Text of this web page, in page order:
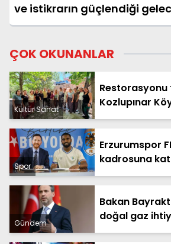
ve istikrarın güçlendiği
hedefliyoruz
ÇOK OKUNANLAR
Kültür Sanat
Kozlupınar
Spor
Erzurumspor
kadrosuna
Gündem
Bakan
doğal gaz
Gaz